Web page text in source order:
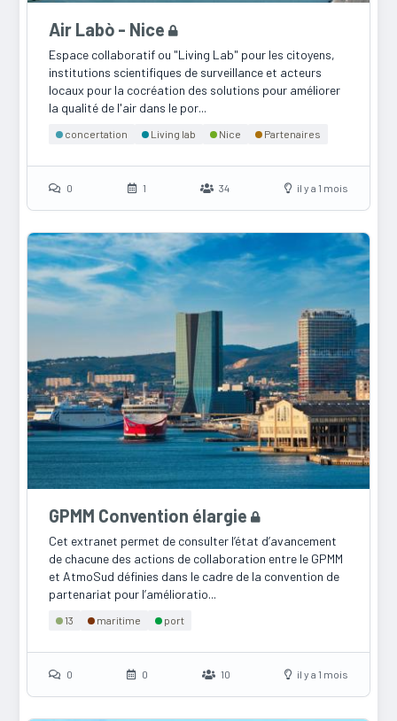
Air Labò - Nice
Espace collaboratif ou "Living Lab" pour les citoyens,
institutions scientifiques de surveillance et acteurs
locaux pour la cocréation des solutions pour améliorer
la qualité de l'air dans le por...
concertation Living lab Nice Partenaires
0 1 34 il y a 1 mois
GPMM Convention élargie
Cet extranet permet de consulter l’état d’avancement
de chacune des actions de collaboration entre le GPMM
et AtmoSud définies dans le cadre de la convention de
partenariat pour l’amélioratio...
13 maritime port
0 0 10 il y a 1 mois